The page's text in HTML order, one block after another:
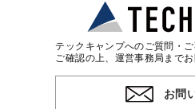
・個人(法人の場合は担当者)を識
計情報の作成および利用
※上記の利用目的に基づいた本人
4. 個人情報の第三者提供
テックキャンプへのご質問・
ご確認の上、運営事務局までお
お問